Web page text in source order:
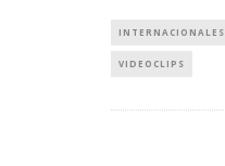
INTERNACIONALES
VIDEOCLIPS